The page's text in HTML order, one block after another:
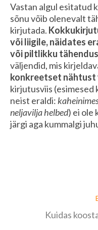
Vastan algul esitatud
sõnu võib olenevalt
kirjutada.
või liigile, näidates
või piltlikku
väljendid, mis
konkreetset nähtust
kirjutusviis (esimesed
neist eraldi:
neljavilja helbed) ei ole
järgi aga kummalgi
Kuidas